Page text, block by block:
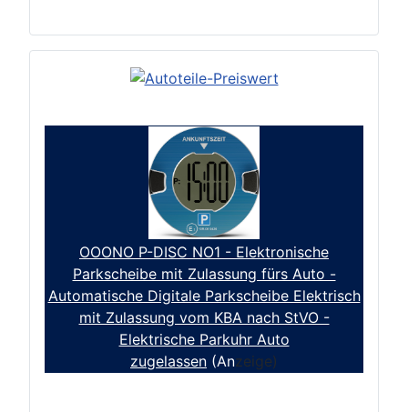
OOONO P-DISC NO1 - Elektronische
Parkscheibe mit Zulassung fürs Auto -
Automatische Digitale Parkscheibe Elektrisch
mit Zulassung vom KBA nach StVO -
Elektrische Parkuhr Auto
zugelassen (Anzeige)